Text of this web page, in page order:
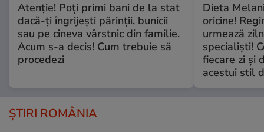
Atenție! Poți primi bani de la stat
dacă-ți îngrijești părinții, bunicii
sau pe cineva vârstnic din familie.
Acum s-a decis! Cum trebuie să
procedezi
Dieta
oricine!
urmează
specialiști!
fiecare zi și
acestui stil
ȘTIRI ROMÂNIA